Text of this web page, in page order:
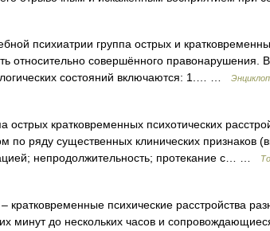
психиатрии группа острых и
относительно совершённого правонарушения. В
состояний включаются: 1.… …
острых кратковременных психотических
по ряду существенных клинических признаков
непродолжительность; протекание с… …
кратковременные психические расстройства
минут до нескольких часов и